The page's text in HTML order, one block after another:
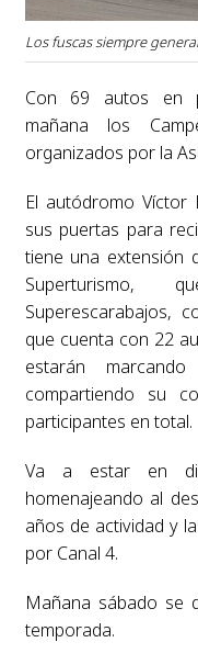
Los fuscas siempre
Con 69 autos en
mañana los
organizados por la
El autódromo Víctor
sus puertas para
tiene una extensión
Superturismo,
Superescarabajos,
que cuenta con 22
estarán
compartiendo su
participantes en total.
Va a estar en
homenajeando al
años de actividad y
por Canal 4.
Mañana sábado se
temporada.